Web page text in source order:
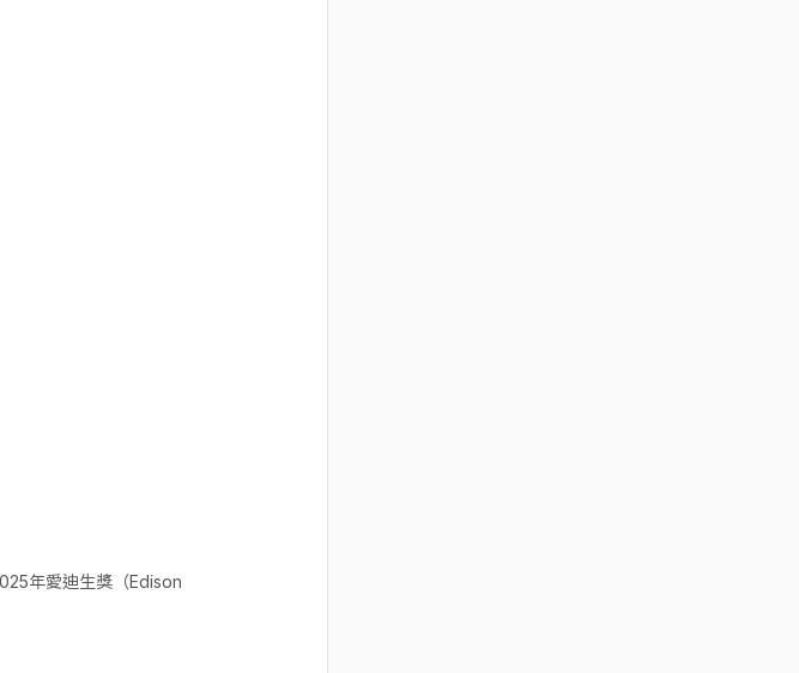
年愛迪生獎（Edison